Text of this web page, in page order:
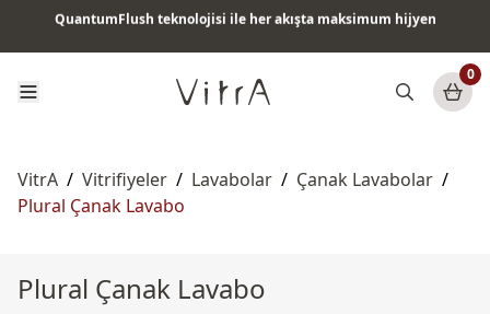
QuantumFlush teknolojisi ile her akışta maksimum hijyen
0
VitrA / Vitrifiyeler / Lavabolar / Çanak Lavabolar /
Plural Çanak Lavabo
Plural Çanak Lavabo